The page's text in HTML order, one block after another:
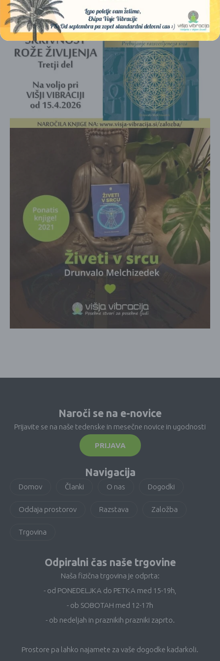
Naroči se na e-novice
Prijavite se na naše tedenske in mesečne novice in ugodnosti
PRIJAVA
Navigacija
Domov Članki O nas Dogodki
Oddaja prostorov Razstava Založba
Trgovina
Odpiralni čas naše trgovine
Naša fizična trgovina je odprta:
- od PONEDELJKA do PETKA med 15-19h,
- ob SOBOTAH med 12-17h
- ob nedeljah in praznikih prazniki zaprto.
Prostore pa lahko najamete za vaše dogodke kadarkoli.